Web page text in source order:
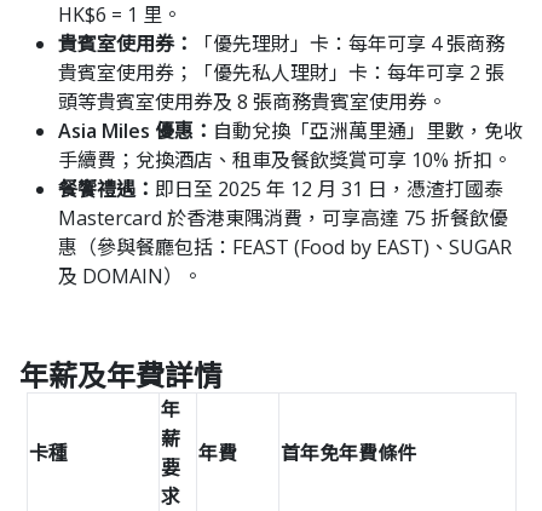
HK$6 = 1 里。
貴賓室使用券：
「優先理財」卡：每年可享 4 張商務
貴賓室使用券；「優先私人理財」卡：每年可享 2 張
頭等貴賓室使用券及 8 張商務貴賓室使用券。
Asia Miles 優惠： 自動兌換「亞洲萬里通」里數，免收
手續費；兌換酒店、租車及餐飲獎賞可享 10% 折扣。
餐饗禮遇： 即日至 2025 年 12 月 31 日，憑渣打國泰
Mastercard 於香港東隅消費，可享高達 75 折餐飲優
惠（參與餐廳包括：FEAST (Food by EAST)、SUGAR
及 DOMAIN）。
年薪及年費詳情
卡種
年
薪
要
求
年費 首年免年費條件